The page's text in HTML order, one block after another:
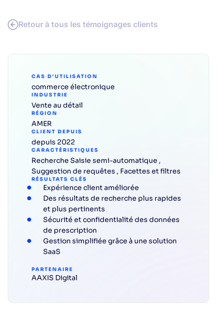
Retour à tous les témoignages clients
CAS D'UTILISATION
commerce électronique
INDUSTRIE
Vente au détail
RÉGION
AMER
CLIENT DEPUIS
depuis 2022
CARACTÉRISTIQUES
Recherche Saisie semi-automatique ,
Suggestion de requêtes , Facettes et filtres
RÉSULTATS CLÉS
Expérience client améliorée
Des résultats de recherche plus rapides
et plus pertinents
Sécurité et confidentialité des données
de prescription
Gestion simplifiée grâce à une solution
SaaS
PARTENAIRE
AAXIS Digital